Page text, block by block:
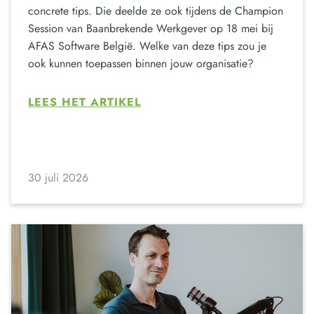
concrete tips. Die deelde ze ook tijdens de Champion
Session van Baanbrekende Werkgever op 18 mei bij
AFAS Software België. Welke van deze tips zou je
ook kunnen toepassen binnen jouw organisatie?
LEES HET ARTIKEL
30 juli 2026